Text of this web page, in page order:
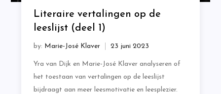
Literaire vertalingen op de
leeslijst (deel 1)
by: Marie-José Klaver
Yra van Dijk en Marie-José Klaver analyseren of
het toestaan van vertalingen op de leeslijst
bijdraagt aan meer leesmotivatie en leesplezier.